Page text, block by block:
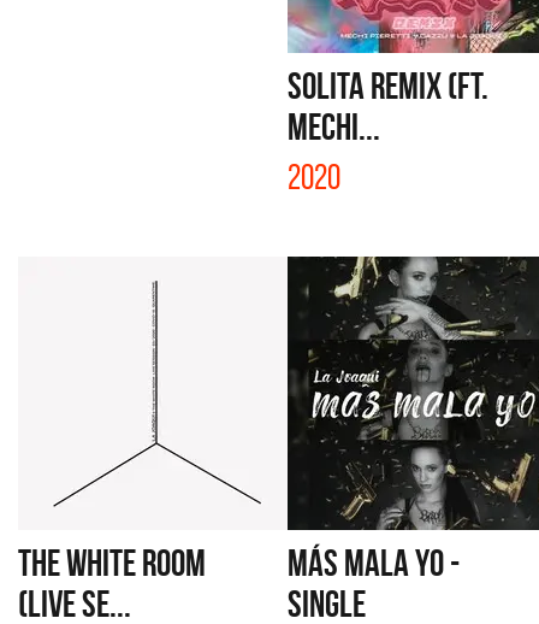
SOLITA REMIX (FT.
MECHI...
2020
THE WHITE ROOM
(LIVE SE...
MÁS MALA YO -
SINGLE